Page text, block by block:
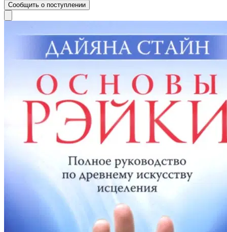
Сообщить о поступлении